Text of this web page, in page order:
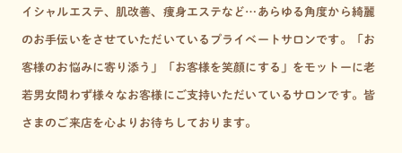
イシャルエステ、肌改善、痩身エステなど…あらゆる角度から綺麗
のお手伝いをさせていただいているプライベートサロンです。 「お
客様のお悩みに寄り添う」「お客様を笑顔にする」をモットーに老
若男女問わず様々なお客様にご支持いただいているサロンです。 皆
さまのご来店を心よりお待ちしております。